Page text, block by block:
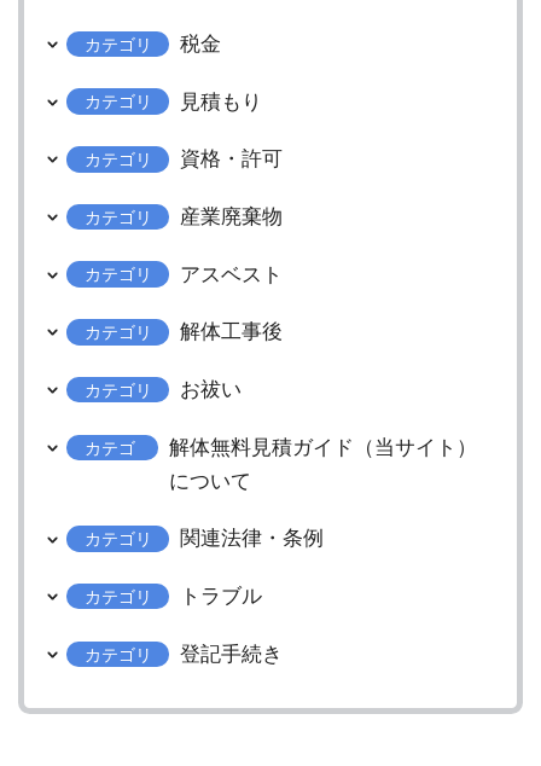
カテゴリ 税金
カテゴリ 見積もり
カテゴリ 資格・許可
カテゴリ 産業廃棄物
カテゴリ アスベスト
カテゴリ 解体工事後
カテゴリ お祓い
カテゴ
解体無料見積ガイド（当サイト）
について
カテゴリ 関連法律・条例
カテゴリ トラブル
カテゴリ 登記手続き